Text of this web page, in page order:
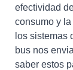
efectividad
consumo y
los sistemas
bus nos
saber estos